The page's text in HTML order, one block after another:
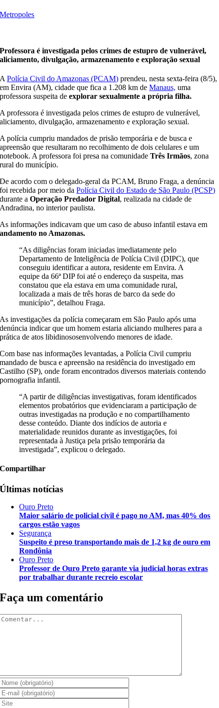
Metropoles
Professora é investigada pelos crimes de estupro de vulnerável,
aliciamento, divulgação, armazenamento e exploração sexual
APolícia Civil do Amazonas (PCAM) prendeu, nesta sexta-feira (8/5),
em Envira (AM), cidade que fica a 1.208 km deManaus, uma
professora suspeita deexplorar sexualmente a própria filha.
A professora é investigada pelos crimes de estupro de vulnerável,
aliciamento, divulgação, armazenamento e exploração sexual.
A polícia cumpriu mandados de prisão temporária e de busca e
apreensão que resultaram no recolhimento de dois celulares e um
notebook. A professora foi presa na comunidade Três Irmãos, zona
rural do município.
De acordo com o delegado-geral da PCAM, Bruno Fraga, a denúncia
foi recebida por meio daPolícia Civil do Estado de São Paulo (PCSP)
durante aOperação Predador Digital, realizada na cidade de
Andradina, no interior paulista.
As informações indicavam que um caso de abuso infantil estava em
andamento no Amazonas.
“As diligências foram iniciadas imediatamente pelo
Departamento de Inteligência de Polícia Civil (DIPC), que
conseguiu identificar a autora, residente em Envira. A
equipe da 66ª DIP foi até o endereço da suspeita, mas
constatou que ela estava em uma comunidade rural,
localizada a mais de três horas de barco da sede do
município”, detalhou Fraga.
As investigações da polícia começaram em São Paulo após uma
denúncia indicar que um homem estaria aliciando mulheres para a
prática de atos libidinososenvolvendo menores de idade.
Com base nas informações levantadas, a Polícia Civil cumpriu
mandado de busca e apreensão na residência do investigado em
Castilho (SP), onde foram encontrados diversos materiais contendo
pornografia infantil.
“A partir de diligências investigativas, foram identificados
elementos probatórios que evidenciaram a participação de
outras investigadas na produção e no compartilhamento
desse conteúdo. Diante dos indícios de autoria e
materialidade reunidos durante as investigações, foi
representada à Justiça pela prisão temporária da
investigada”, explicou o delegado.
Compartilhar
Últimas notícias
Ouro Preto
Maior salário de policial civil é pago no AM, mas 40% dos
cargos estão vagos
Segurança
Suspeito é preso transportando mais de 1,2 kg de ouro em
Rondônia
Ouro Preto
Professor de Ouro Preto garante via judicial horas extras
por trabalhar durante recreio escolar
Faça um comentário